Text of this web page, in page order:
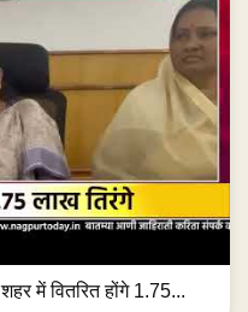
में वितरित होंगे 1.75...